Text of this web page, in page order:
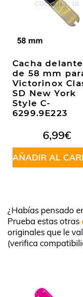
Cacha
de 58 mm
Victorinox
SD New York
Style C-
6299.9E223
6,99€
AÑADIR AL
¿Habías pensado
Prueba estas otras
originales que le
(verifica